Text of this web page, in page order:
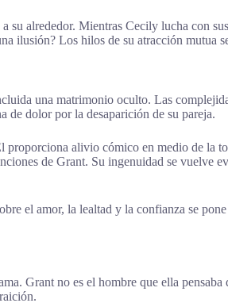
su alrededor. Mientras Cecily lucha con
ilusión? Los hilos de su atracción mutua
una matrimonio oculto. Las
de dolor por la desaparición de su pareja.
alivio cómico en medio de la
de Grant. Su ingenuidad se vuelve
el amor, la lealtad y la confianza se
Grant no es el hombre que ella pensaba